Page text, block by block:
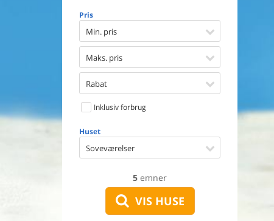
Pris
Min. pris
Maks. pris
Rabat
Inklusiv forbrug
Huset
Soveværelser
5 emner
VIS HUSE